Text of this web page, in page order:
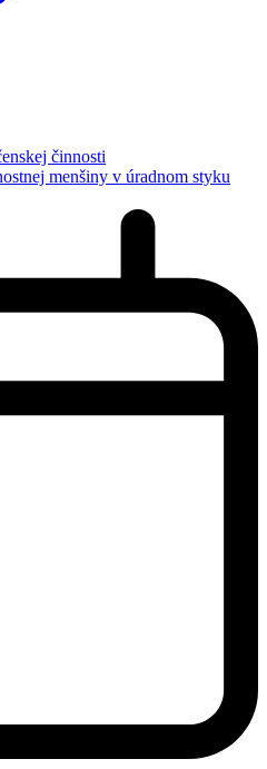
činnosti
menšiny v úradnom styku